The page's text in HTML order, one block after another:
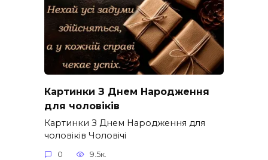
Картинки З Днем Народження
для чоловіків​
Картинки З Днем Народження для
чоловіків​ Чоловічі
0 9.5к.